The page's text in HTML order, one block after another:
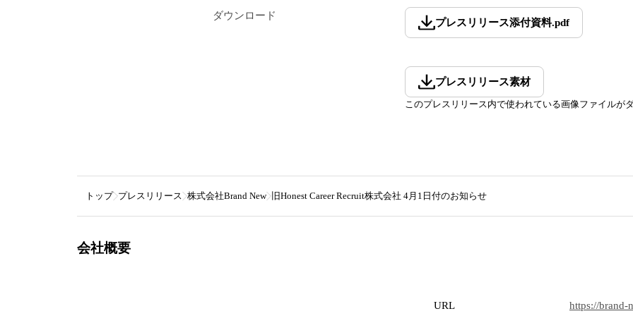
ダウンロード
プレスリリース添付資料.pdf
プレスリリース素材
このプレスリリース内で使われている画像ファイルが
トップ プレスリリース 株式会社Brand New 旧Honest Career Recruit株式会社 4月1日付のお知らせ
会社概要
URL https://brand-